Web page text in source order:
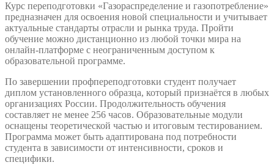
Курс переподготовки «Газораспределение и газопотребление»
предназначен для освоения новой специальности и учитывает
актуальные стандарты отрасли и рынка труда. Пройти
обучение можно дистанционно из любой точки мира на
онлайн-платформе с неограниченным доступом к
образовательной программе.
По завершении профпереподготовки студент получает
диплом установленного образца, который признаётся в любых
организациях России. Продолжительность обучения
составляет не менее 256 часов. Образовательные модули
оснащены теоретической частью и итоговым тестированием.
Программа может быть адаптирована под потребности
студента в зависимости от интенсивности, сроков и
специфики.